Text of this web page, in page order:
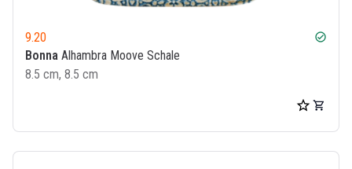
9.20 check_circle
Bonna Alhambra Moove Schale
8.5 cm, 8.5 cm